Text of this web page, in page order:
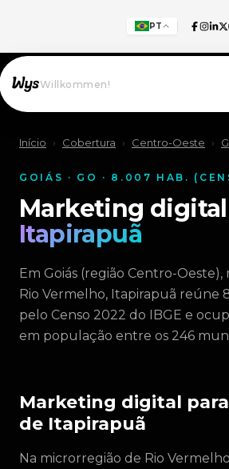
PT
Willkommen!
Início › Cobertura › Centro-Oeste ›
GOIÁS · GO · 8.007 HAB.
Marketing
Itapirapuã
Em Goiás (região Centro-
Rio Vermelho, Itapirapuã reúne
pelo Censo 2022 do IBGE e
em população entre os 246
Marketing digital
de Itapirapuã
Na microrregião de Rio